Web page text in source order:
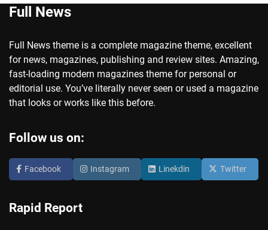
Full News
Full News theme is a complete magazine theme, excellent
for news, magazines, publishing and review sites. Amazing,
fast-loading modern magazines theme for personal or
editorial use. You’ve literally never seen or used a magazine
that looks or works like this before.
Follow us on:
Facebook Instagram Linekdin Twitter
Rapid Report